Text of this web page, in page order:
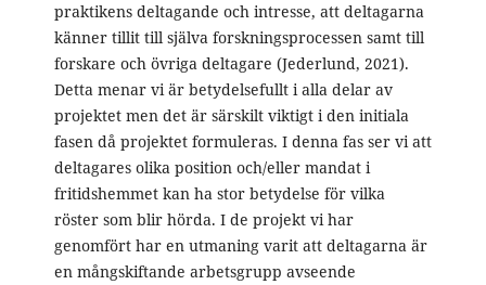
praktikens deltagande och intresse, att deltagarna
känner tillit till själva forskningsprocessen samt till
forskare och övriga deltagare (Jederlund, 2021).
Detta menar vi är betydelsefullt i alla delar av
projektet men det är särskilt viktigt i den initiala
fasen då projektet formuleras. I denna fas ser vi att
deltagares olika position och/eller mandat i
fritidshemmet kan ha stor betydelse för vilka
röster som blir hörda. I de projekt vi har
genomfört har en utmaning varit att deltagarna är
en mångskiftande arbetsgrupp avseende